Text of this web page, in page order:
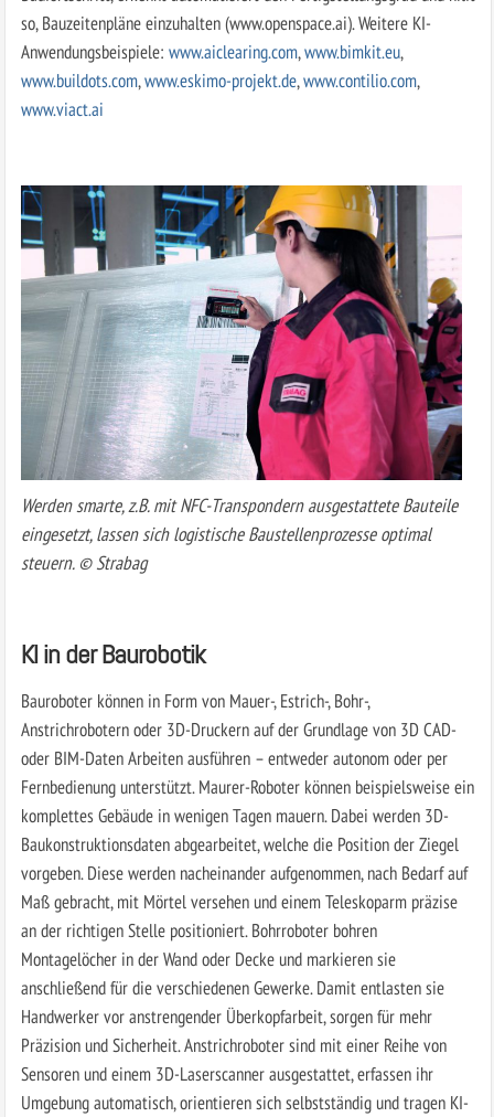
so, Bauzeitenpläne einzuhalten (www.openspace.ai). Weitere KI-
Anwendungsbeispiele: www.aiclearing.com,www.bimkit.eu,
www.buildots.com,www.eskimo-projekt.de,www.contilio.com,
www.viact.ai
Werden smarte, z.B. mit NFC-Transpondern ausgestattete Bauteile
eingesetzt, lassen sich logistische Baustellenprozesse optimal
steuern. © Strabag
KI in der Baurobotik
Bauroboter können in Form von Mauer-, Estrich-, Bohr-,
Anstrichrobotern oder 3D-Druckern auf der Grundlage von 3D CAD-
oder BIM-Daten Arbeiten ausführen – entweder autonom oder per
Fernbedienung unterstützt. Maurer-Roboter können beispielsweise ein
komplettes Gebäude in wenigen Tagen mauern. Dabei werden 3D-
Baukonstruktionsdaten abgearbeitet, welche die Position der Ziegel
vorgeben. Diese werden nacheinander aufgenommen, nach Bedarf auf
Maß gebracht, mit Mörtel versehen und einem Teleskoparm präzise
an der richtigen Stelle positioniert. Bohrroboter bohren
Montagelöcher in der Wand oder Decke und markieren sie
anschließend für die verschiedenen Gewerke. Damit entlasten sie
Handwerker vor anstrengender Überkopfarbeit, sorgen für mehr
Präzision und Sicherheit. Anstrichroboter sind mit einer Reihe von
Sensoren und einem 3D-Laserscanner ausgestattet, erfassen ihr
Umgebung automatisch, orientieren sich selbstständig und tragen KI-